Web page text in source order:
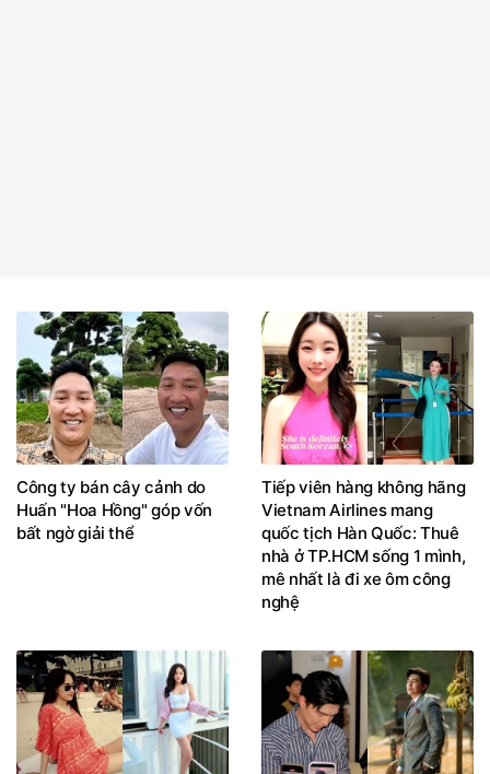
Công ty bán cây cảnh do
Huấn "Hoa Hồng" góp vốn
bất ngờ giải thể
Tiếp viên hàng không hãng
Vietnam Airlines mang
quốc tịch Hàn Quốc: Thuê
nhà ở TP.HCM sống 1 mình,
mê nhất là đi xe ôm công
nghệ